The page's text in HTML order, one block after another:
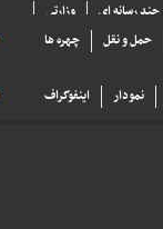
وزارتی
چند رسانه ای
چهره ها حمل و نقل
اینفوگراف نمودار